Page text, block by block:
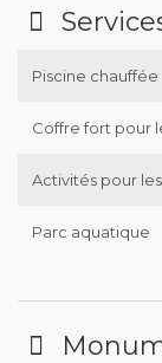
Piscine chauffée
Coffre fort pour
Activités pour
Parc aquatique